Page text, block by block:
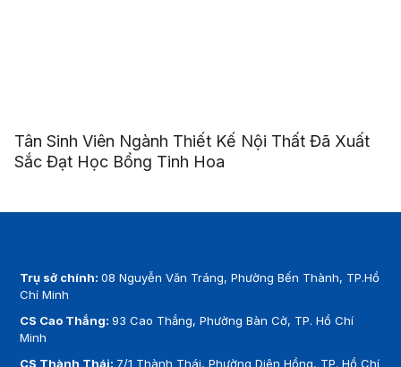
Tân Sinh Viên Ngành Thiết Kế Nội Thất Đã Xuất
Sắc Đạt Học Bổng Tinh Hoa
Trụ sở chính:08 Nguyễn Văn Tráng, Phường Bến Thành, TP.Hồ
Chí Minh
CS Cao Thắng:93 Cao Thắng, Phường Bàn Cờ, TP. Hồ Chí
Minh
CS Thành Thái: 7/1 Thành Thái, Phường Diên Hồng, TP. Hồ Chí